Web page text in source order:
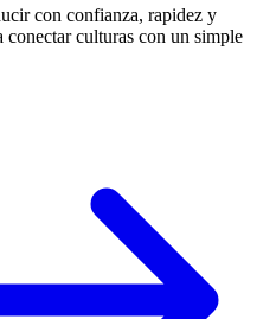
con confianza, rapidez y
culturas con un simple